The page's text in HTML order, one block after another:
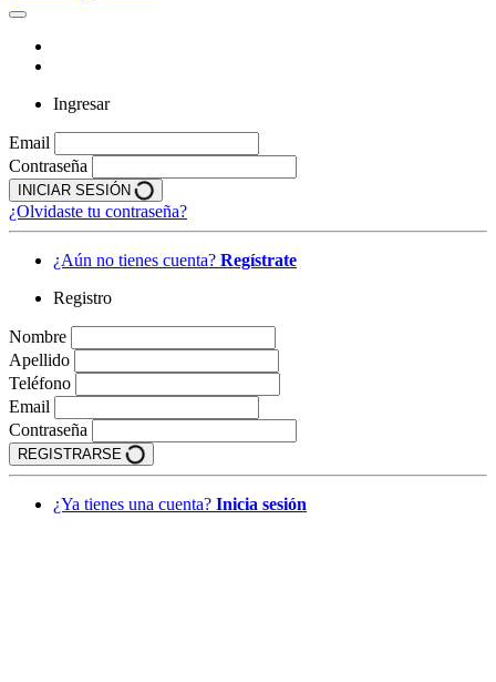
Ingresar
Email
Contraseña
INICIAR SESIÓN
¿Olvidaste tu contraseña?
¿Aún no tienes cuenta? Regístrate
Registro
Nombre
Apellido
Teléfono
Email
Contraseña
REGISTRARSE
¿Ya tienes una cuenta? Inicia sesión